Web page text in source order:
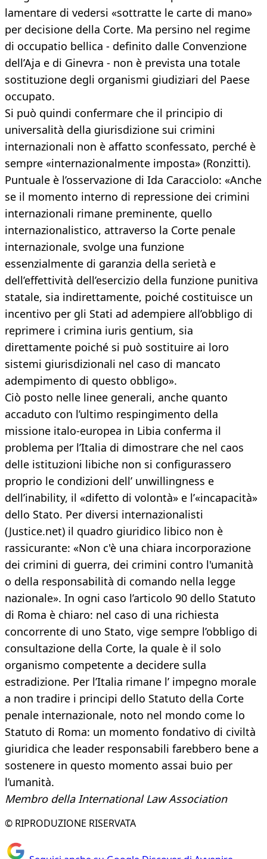
lamentare di vedersi «sottratte le carte di mano»
per decisione della Corte. Ma persino nel regime
di occupatio bellica - definito dalle Convenzione
dell’Aja e di Ginevra - non è prevista una totale
sostituzione degli organismi giudiziari del Paese
occupato.
Si può quindi confermare che il principio di
universalità della giurisdizione sui crimini
internazionali non è affatto sconfessato, perché è
sempre «internazionalmente imposta» (Ronzitti).
Puntuale è l’osservazione di Ida Caracciolo: «Anche
se il momento interno di repressione dei crimini
internazionali rimane preminente, quello
internazionalistico, attraverso la Corte penale
internazionale, svolge una funzione
essenzialmente di garanzia della serietà e
dell’effettività dell’esercizio della funzione punitiva
statale, sia indirettamente, poiché costituisce un
incentivo per gli Stati ad adempiere all’obbligo di
reprimere i crimina iuris gentium, sia
direttamente poiché si può sostituire ai loro
sistemi giurisdizionali nel caso di mancato
adempimento di questo obbligo».
Ciò posto nelle linee generali, anche quanto
accaduto con l’ultimo respingimento della
missione italo-europea in Libia conferma il
problema per l’Italia di dimostrare che nel caos
delle istituzioni libiche non si configurassero
proprio le condizioni dell’ unwillingness e
dell’inability, il «difetto di volontà» e l’«incapacità»
dello Stato. Per diversi internazionalisti
(Justice.net) il quadro giuridico libico non è
rassicurante: «Non c'è una chiara incorporazione
dei crimini di guerra, dei crimini contro l'umanità
o della responsabilità di comando nella legge
nazionale». In ogni caso l’articolo 90 dello Statuto
di Roma è chiaro: nel caso di una richiesta
concorrente di uno Stato, vige sempre l’obbligo di
consultazione della Corte, la quale è il solo
organismo competente a decidere sulla
estradizione. Per l’Italia rimane l’ impegno morale
a non tradire i principi dello Statuto della Corte
penale internazionale, noto nel mondo come lo
Statuto di Roma: un momento fondativo di civiltà
giuridica che leader responsabili farebbero bene a
sostenere in questo momento assai buio per
l’umanità.
Membro della International Law Association
© RIPRODUZIONE RISERVATA